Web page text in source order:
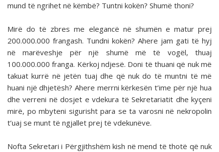
mund të ngrihet në këmbë? Tuntni kokën? Shumë thoni?
Mirë do të zbres me elegancë në shumën e matur prej
200.000.000 frangash. Tundni kokën? Ahere jam gati të hyj
në marëveshje për një shumë më të vogël, thuaj
100.000.000 franga. Kërkoj ndjesë. Doni të thuani që nuk më
takuat kurrë në jetën tuaj dhe që nuk do të muntni të më
huani një dhjetësh? Ahere merrni kërkesën t’ime për një hua
dhe verreni në dosjet e vdekura të Sekretariatit dhe kyçeni
mirë, po mbyteni sigurisht para se ta varosni në nekropolin
t’uaj se munt të ngjallet prej të vdekunëve.
Nofta Sekretari i Përgjithshëm kish në mend të thotë që nuk